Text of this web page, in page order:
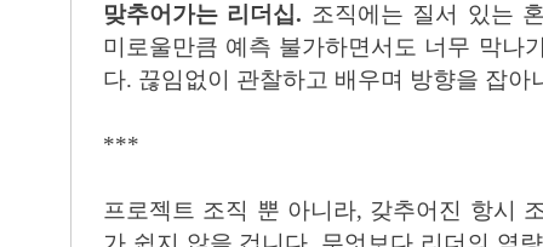
맞추어가는 리더십. 조직에는 질서 있는
미로울만큼 예측 불가하면서도 너무 막나
다. 끊임없이 관찰하고 배우며 방향을 잡아
***
프로젝트 조직 뿐 아니라, 갖추어진 항시